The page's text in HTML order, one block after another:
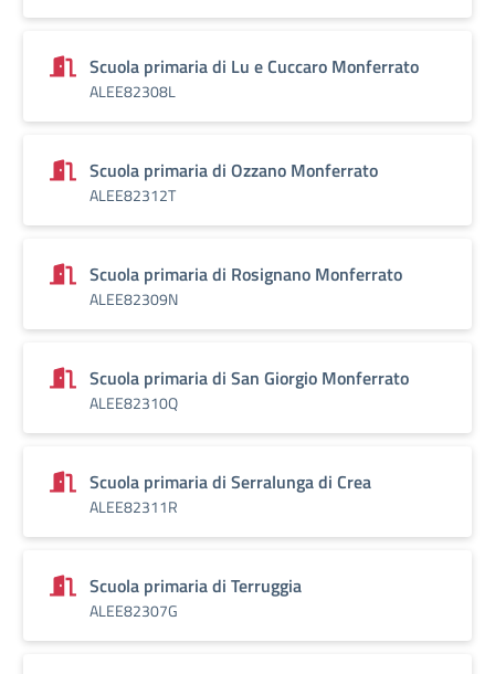
Scuola primaria di Lu e Cuccaro Monferrato
ALEE82308L
Scuola primaria di Ozzano Monferrato
ALEE82312T
Scuola primaria di Rosignano Monferrato
ALEE82309N
Scuola primaria di San Giorgio Monferrato
ALEE82310Q
Scuola primaria di Serralunga di Crea
ALEE82311R
Scuola primaria di Terruggia
ALEE82307G